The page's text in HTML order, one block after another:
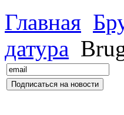
Главная
датура